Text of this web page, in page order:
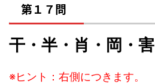
第１７問
干・半・肖・岡・害
※ヒント：右側につきます。